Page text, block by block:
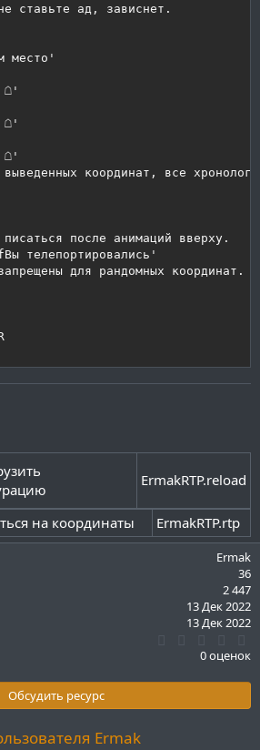
ставьте ад, зависнет.
место'
☖'
☖'
☖'
координат, все
после анимаций вверху.
телепортировались'
для рандомных координат.
ErmakRTP.reload
на координаты ErmakRTP.rtp
Ermak
36
2 447
13 Дек 2022
13 Дек 2022
0
0
в
0 оценок
Обсудить ресурс
Ermak